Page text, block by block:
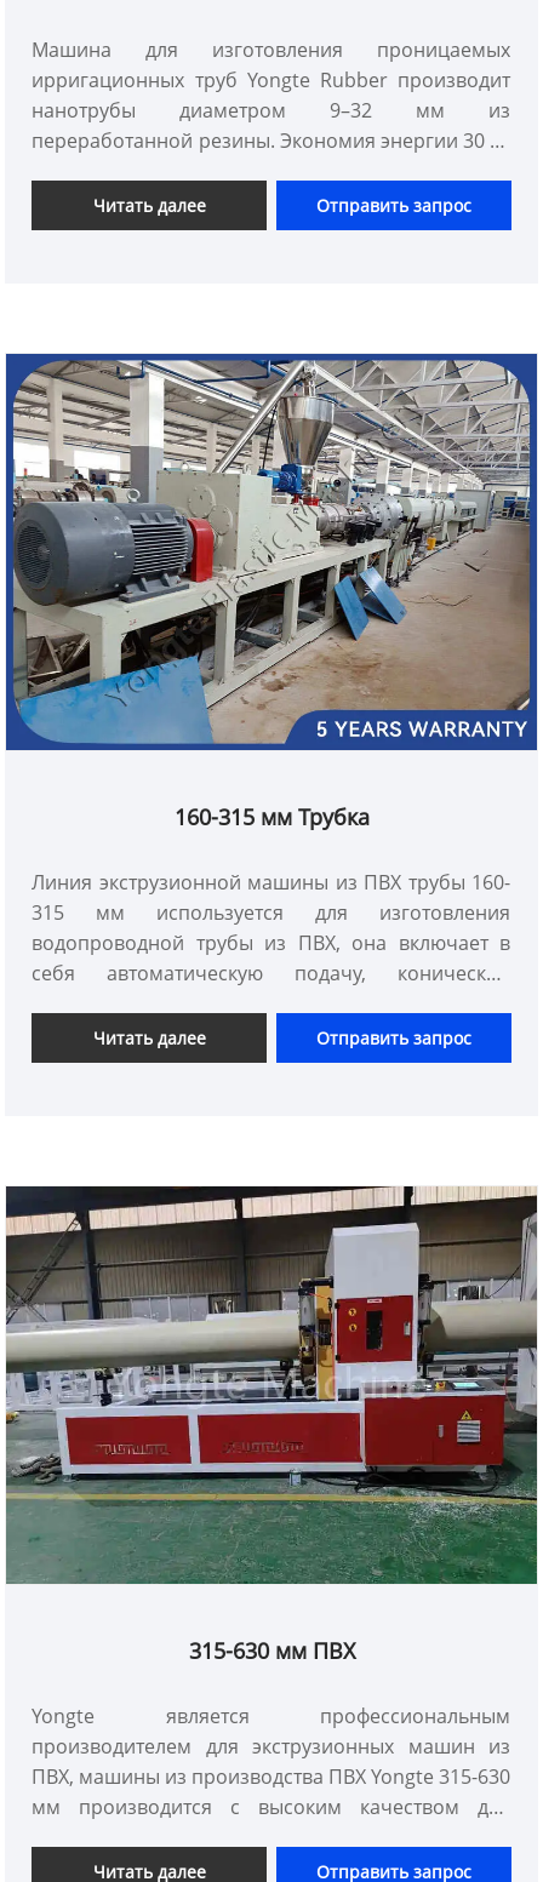
Машина для изготовления проницаемых
ирригационных труб Yongte Rubber производит
нанотрубы диаметром 9–32 мм из
переработанной резины. Экономия энергии 30 %,
производительность 80–120 кг/ч. Идеально
подходит для водосберегающего орошения в
капиллярные дренажные трубы с равномерными
нанопорами, стабильными размерами и
длительным сроком службы. Это экономит 30%
энергии, сокращает трудозатраты и
поддерживает устойчивое сельское хозяйство.
Читать далее Отправить запрос
160-315 мм Трубка
Линия экструзионной машины из ПВХ трубы 160-
315 мм используется для изготовления
водопроводной трубы из ПВХ, она включает в
себя автоматическую подачу, конический
плесень, вакуум и резервуар для охлаждения
воды, стягивание трактора и резьбого машины
Читать далее Отправить запрос
315-630 мм ПВХ
Yongte является профессиональным
производителем для экструзионных машин из
ПВХ, машины из производства ПВХ Yongte 315-630
мм производится с высоким качеством для
преимущества низкого энергопотребления,
Читать далее Отправить запрос